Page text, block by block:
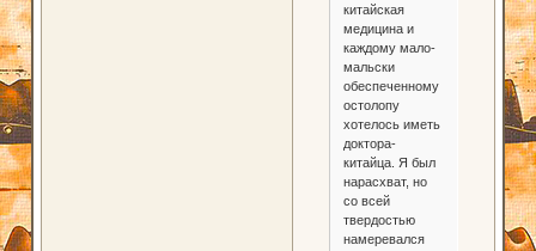
китайская
медицина и
каждому мало-
мальски
обеспеченному
остолопу
хотелось иметь
доктора-
китайца. Я был
нарасхват, но
со всей
твердостью
намеревался